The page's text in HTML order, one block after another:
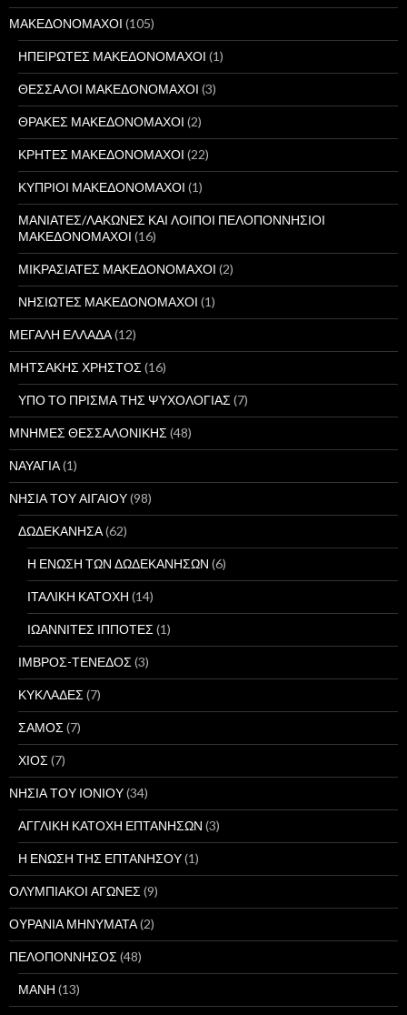
ΜΑΚΕΔΟΝΟΜΑΧΟΙ (105)
ΗΠΕΙΡΩΤΕΣ ΜΑΚΕΔΟΝΟΜΑΧΟΙ (1)
ΘΕΣΣΑΛΟΙ ΜΑΚΕΔΟΝΟΜΑΧΟΙ (3)
ΘΡΑΚΕΣ ΜΑΚΕΔΟΝΟΜΑΧΟΙ (2)
ΚΡΗΤΕΣ ΜΑΚΕΔΟΝΟΜΑΧΟΙ (22)
ΚΥΠΡΙΟΙ ΜΑΚΕΔΟΝΟΜΑΧΟΙ (1)
ΜΑΝΙΑΤΕΣ/ΛΑΚΩΝΕΣ ΚΑΙ ΛΟΙΠΟΙ ΠΕΛΟΠΟΝΝΗΣΙΟΙ
ΜΑΚΕΔΟΝΟΜΑΧΟΙ (16)
ΜΙΚΡΑΣΙΑΤΕΣ ΜΑΚΕΔΟΝΟΜΑΧΟΙ (2)
ΝΗΣΙΩΤΕΣ ΜΑΚΕΔΟΝΟΜΑΧΟΙ (1)
ΜΕΓΑΛΗ ΕΛΛΑΔΑ(12)
ΜΗΤΣΑΚΗΣ ΧΡΗΣΤΟΣ (16)
ΥΠΟ ΤΟ ΠΡΙΣΜΑ ΤΗΣ ΨΥΧΟΛΟΓΙΑΣ (7)
ΜΝΗΜΕΣ ΘΕΣΣΑΛΟΝΙΚΗΣ (48)
ΝΑΥΑΓΙΑ(1)
ΝΗΣΙΑ ΤΟΥ ΑΙΓΑΙΟΥ(98)
ΔΩΔΕΚΑΝΗΣΑ(62)
Η ΕΝΩΣΗ ΤΩΝ ΔΩΔΕΚΑΝΗΣΩΝ (6)
ΙΤΑΛΙΚΗ ΚΑΤΟΧΗ (14)
ΙΩΑΝΝΙΤΕΣ ΙΠΠΟΤΕΣ (1)
ΙΜΒΡΟΣ-ΤΕΝΕΔΟΣ (3)
ΚΥΚΛΑΔΕΣ (7)
ΣΑΜΟΣ (7)
ΧΙΟΣ (7)
ΝΗΣΙΑ ΤΟΥ ΙΟΝΙΟΥ(34)
ΑΓΓΛΙΚΗ ΚΑΤΟΧΗ ΕΠΤΑΝΗΣΩΝ (3)
Η ΕΝΩΣΗ ΤΗΣ ΕΠΤΑΝΗΣΟΥ(1)
ΟΛΥΜΠΙΑΚΟΙ ΑΓΩΝΕΣ (9)
ΟΥΡΑΝΙΑ ΜΗΝΥΜΑΤΑ(2)
ΠΕΛΟΠΟΝΝΗΣΟΣ (48)
ΜΑΝΗ (13)